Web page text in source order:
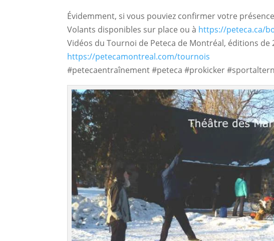
Évidemment, si vous pouviez confirmer votre
Volants disponibles sur place ou à https://peteca.ca/
Vidéos du Tournoi de Peteca de Montréal, éditions de
https://petecamontreal.com/tournois
#petecaentraînement #peteca #prokicker